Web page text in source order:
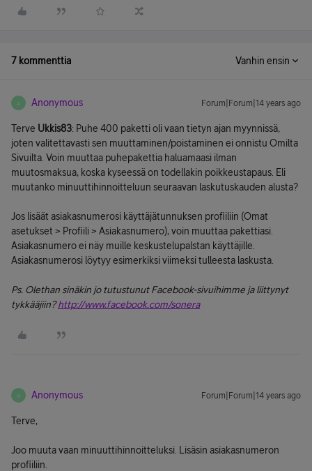
7 kommenttia Vanhin ensin
A Anonymous Forum|Forum|14 years ago
Terve Ukkis83: Puhe 400 paketti oli vaan tietyn ajan myynnissä,
joten valitettavasti sen muuttaminen/poistaminen ei onnistu Omilta
Sivuilta. Voin muuttaa puhepakettia haluamaasi ilman
muutosmaksua, koska kyseessä on todellakin poikkeustapaus. Eli
muutanko minuuttihinnoitteluun seuraavan laskutuskauden alusta?
Jos lisäät asiakasnumerosi käyttäjätunnuksen profiiliin (Omat
asetukset > Profiili > Asiakasnumero), voin muuttaa pakettiasi.
Asiakasnumero ei näy muille keskustelupalstan käyttäjille.
Asiakasnumerosi löytyy esimerkiksi viimeksi tulleesta laskusta.
Ps. Olethan sinäkin jo tutustunut Facebook-sivuihimme ja liittynyt
tykkääjiin?http://www.facebook.com/sonera
A Anonymous Forum|Forum|14 years ago
Terve,
Joo muuta vaan minuuttihinnoitteluksi. Lisäsin asiakasnumeron
profiiliin.